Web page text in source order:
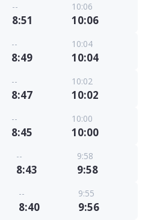
--
8:51
10:06
10:06
--
8:49
10:04
10:04
--
8:47
10:02
10:02
--
8:45
10:00
10:00
--
8:43
9:58
9:58
--
8:40
9:55
9:56